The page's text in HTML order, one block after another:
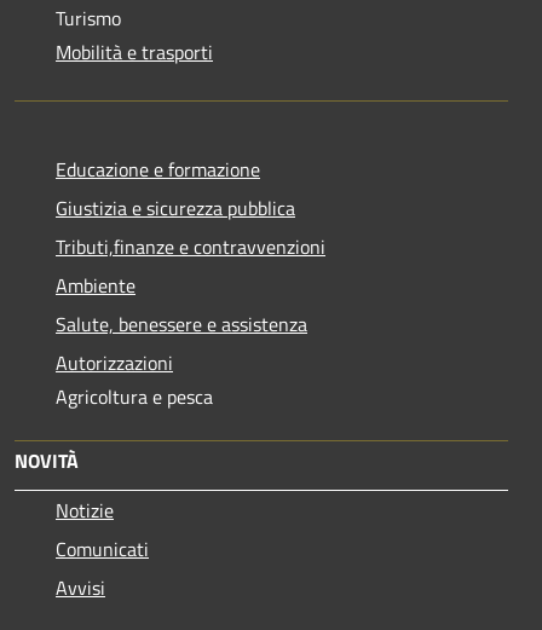
Turismo
Mobilità e trasporti
Educazione e formazione
Giustizia e sicurezza pubblica
Tributi,finanze e contravvenzioni
Ambiente
Salute, benessere e assistenza
Autorizzazioni
Agricoltura e pesca
NOVITÀ
Notizie
Comunicati
Avvisi